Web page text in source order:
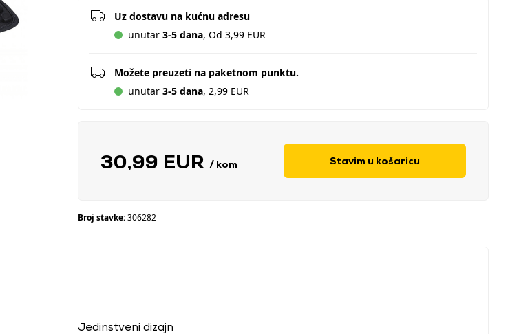
Uz dostavu na kućnu adresu
unutar 3-5 dana, Od 3,99 EUR
Možete preuzeti na paketnom punktu.
unutar 3-5 dana, 2,99 EUR
30,99 EUR / kom Stavim u košaricu
Broj stavke:306282
Jedinstveni dizajn